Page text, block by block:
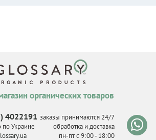
органических товаров
4022191
по Украине
заказы принимаются 24/7
обработка и доставка
пн-пт с 9:00 - 18:00